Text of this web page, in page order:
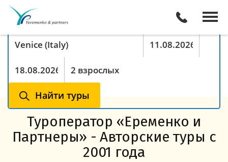
Поиск туров онлайн
Найти туры
Куда хотите поехать
Туристы
Туроператор «Еременко и
Партнеры» - Авторские туры с
2001 года